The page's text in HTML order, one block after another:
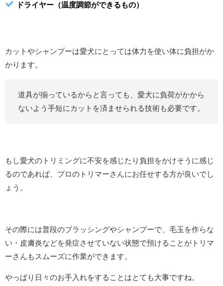
ドライヤー（温度調節ができるもの）
カットやシャンプーは愛犬にとっては体力を使い体に負担がか
かります。
道具が揃っているからと言っても、 愛犬に負荷がかから
ないよう手短にカットを済ませられる技術も必要です。
もし愛犬のトリミングに不安を感じたり負担をかけそうに感じ
るのであれば、プロのトリマーさんにお任せする方が良いでし
ょう。
その際には普段のブラッシングやシャンプーで、毛玉を作らな
い・皮膚炎などを発症させていない状態で預けることがトリマ
ーさんもスムーズに作業ができます。
やっぱり日々のお手入れをすることはとても大事ですね。